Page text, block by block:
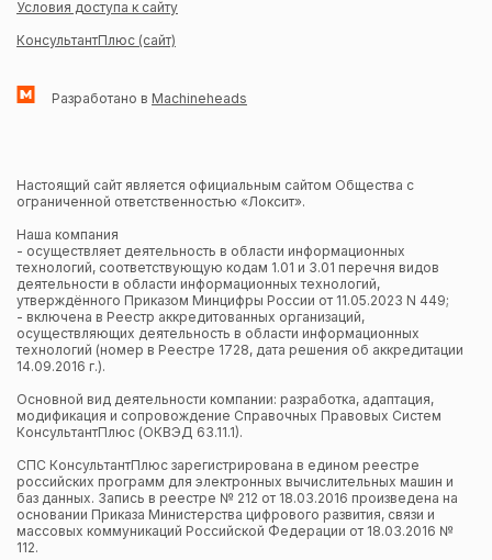
Условия доступа к сайту
КонсультантПлюс (сайт)
Разработано в Machineheads
Настоящий сайт является официальным сайтом Общества с
ограниченной ответственностью «Локсит».
Наша компания
- осуществляет деятельность в области информационных
технологий, соответствующую кодам 1.01 и 3.01 перечня видов
деятельности в области информационных технологий,
утверждённого Приказом Минцифры России от 11.05.2023 N 449;
- включена в Реестр аккредитованных организаций,
осуществляющих деятельность в области информационных
технологий (номер в Реестре 1728, дата решения об аккредитации
14.09.2016 г.).
Основной вид деятельности компании: разработка, адаптация,
модификация и сопровождение Справочных Правовых Систем
КонсультантПлюс (ОКВЭД 63.11.1).
СПС КонсультантПлюс зарегистрирована в едином реестре
российских программ для электронных вычислительных машин и
баз данных. Запись в реестре № 212 от 18.03.2016 произведена на
основании Приказа Министерства цифрового развития, связи и
массовых коммуникаций Российской Федерации от 18.03.2016 №
112.